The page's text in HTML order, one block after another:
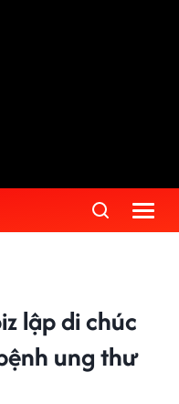
lập di chúc
ung thư